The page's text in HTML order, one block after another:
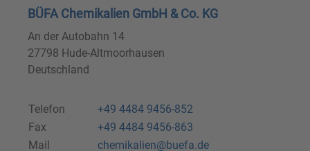
BÜFA Chemikalien GmbH & Co. KG
An der Autobahn 14
27798 Hude-Altmoorhausen
Deutschland
Telefon
+49 4484 9456-852
Fax
+49 4484 9456-863
Mail
chemikalien@buefa.de